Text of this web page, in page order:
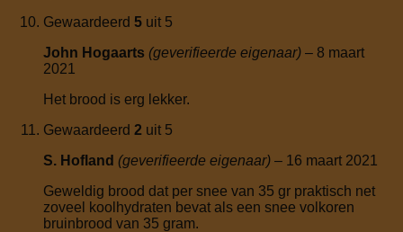
Gewaardeerd 5 uit 5
John Hogaarts (geverifieerde eigenaar) – 8 maart
2021
Het brood is erg lekker.
Gewaardeerd 2 uit 5
S. Hofland (geverifieerde eigenaar) – 16 maart 2021
Geweldig brood dat per snee van 35 gr praktisch net
zoveel koolhydraten bevat als een snee volkoren
bruinbrood van 35 gram.